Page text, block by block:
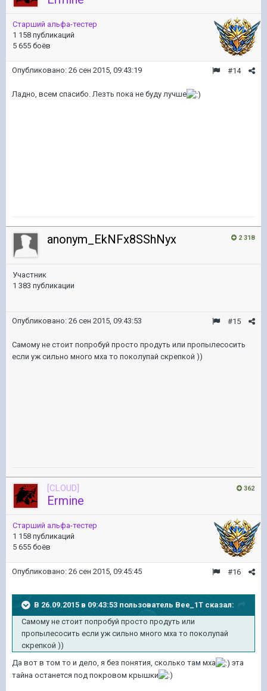
Старший альфа-тестер
1 158 публикаций
5 655 боёв
#14
Опубликовано: 26 сен 2015, 09:43:19
Ладно, всем спасибо. Лезть пока не буду лучше
2 318
anonym_EkNFx8SShNyx
Участник
1 383 публикации
#15
Опубликовано: 26 сен 2015, 09:43:53
Самому не стоит попробуй просто продуть или пропылесосить
если уж сильно много мха то поколупай скрепкой ))
362
[CLOUD]
Ermine
Старший альфа-тестер
1 158 публикаций
5 655 боёв
#16
Опубликовано: 26 сен 2015, 09:45:45
В 26.09.2015 в 09:43:53 пользователь Bee_1T сказал:
Самому не стоит попробуй просто продуть или
пропылесосить если уж сильно много мха то поколупай
скрепкой ))
Да вот в том то и дело, я без понятия, сколько там мха
эта
тайна останется под покровом крышки